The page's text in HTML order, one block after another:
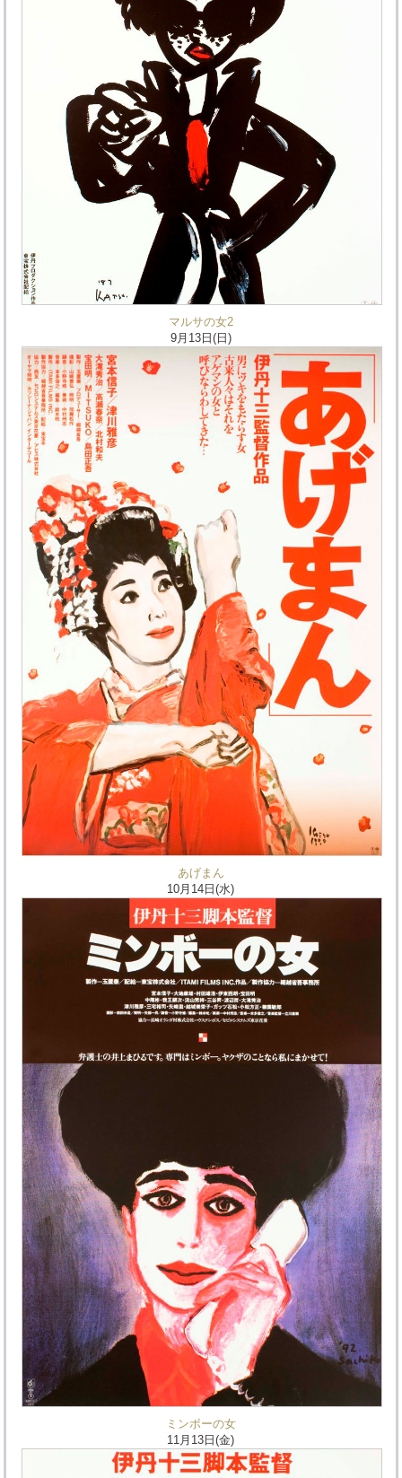
マルサの女2
9月13日(日)
あげまん
10月14日(水)
ミンボーの女
11月13日(金)